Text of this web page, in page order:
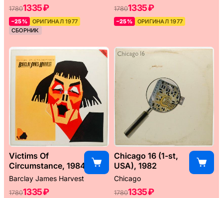
17801335 ₽
–25%
ОРИГИНАЛ 1977
СБОРНИК
17801335 ₽
–25% ОРИГИНАЛ 1977
Victims Of
Circumstance, 1984
Barclay James Harvest
17801335 ₽
Chicago 16 (1-st,
USA), 1982
Chicago
17801335 ₽